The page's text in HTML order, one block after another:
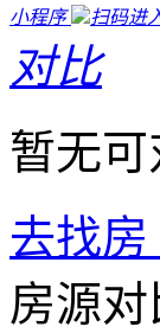
小程序
扫码进
对比
暂无
去找房
房源对